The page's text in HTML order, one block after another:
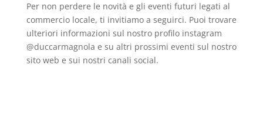
Per non perdere le novità e gli eventi futuri legati al
commercio locale, ti invitiamo a seguirci. Puoi trovare
ulteriori informazioni sul nostro profilo instagram
@duccarmagnola e su altri prossimi eventi sul nostro
sito web e sui nostri canali social.